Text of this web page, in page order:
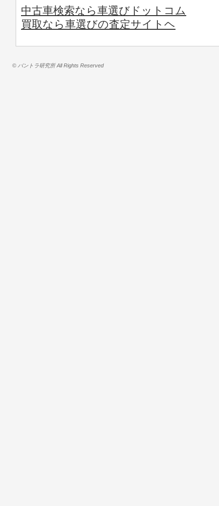
中古車検索なら車選びドットコム
買取なら車選びの査定サイトヘ
© バントラ研究所 All Rights Reserved